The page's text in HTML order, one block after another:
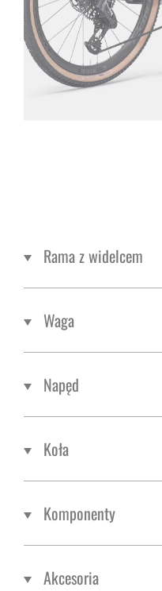
Rama z widelcem
Waga
Napęd
Koła
Komponenty
Akcesoria